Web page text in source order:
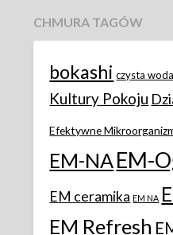
CHMURA TAGÓW
bokashi czysta woda
Kultury Pokoju
Efektywne
EM-NAEM-
EM ceramika EM NA
EM Refresh